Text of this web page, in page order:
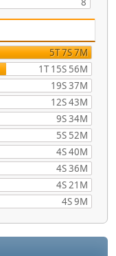
5T 7S 7M
1T 15S 56M
19S 37M
12S 43M
9S 34M
5S 52M
4S 40M
4S 36M
4S 21M
4S 9M